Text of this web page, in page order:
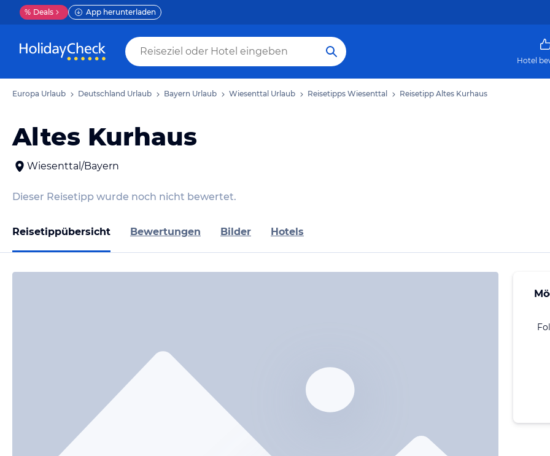
% Deals App herunterladen
Hotel
Europa Urlaub Deutschland Urlaub Bayern Urlaub Wiesenttal Urlaub Reisetipps Wiesenttal Reisetipp Altes Kurhaus
Altes Kurhaus
Wiesenttal/Bayern
Dieser Reisetipp wurde noch nicht bewertet.
Reisetippübersicht Bewertungen Bilder Hotels